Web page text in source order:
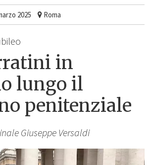
2025 Roma
in
lungo il
penitenziale
Giuseppe Versaldi